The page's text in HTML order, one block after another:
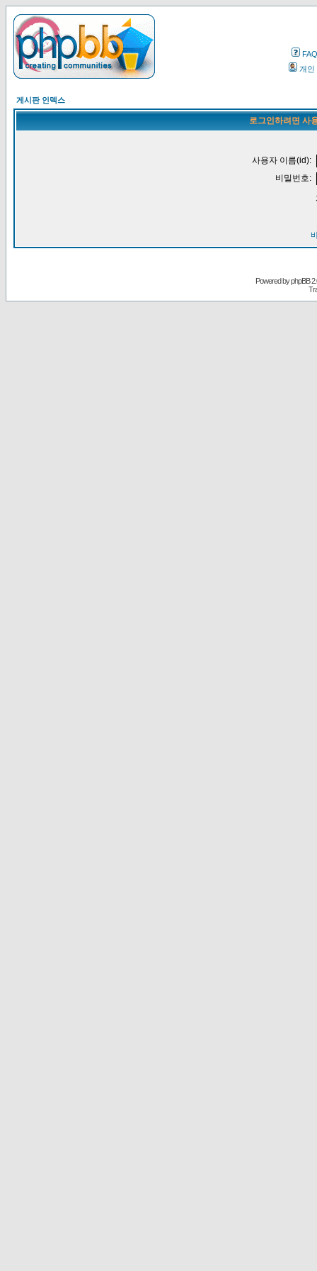
FAQ
개인
게시판 인덱스
로그인하려면 사
사용자 이름(id):
비밀번호:
Powered byphpBB